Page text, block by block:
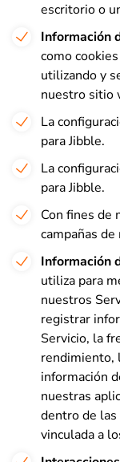
escritorio o
Información
como
utilizando y
nuestro sitio
La
para Jibble.
La
para Jibble.
Con fines de
campañas
Información
utiliza para
nuestros
registrar
Servicio, la
rendimiento,
información
nuestras
dentro de
vinculada a